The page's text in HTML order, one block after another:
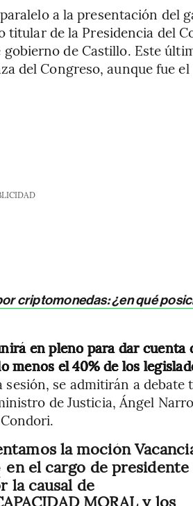
a la presentación del
de la Presidencia del
de Castillo. Este
del Congreso, aunque fue
criptomonedas: ¿en qué
en pleno para dar cuenta
el 40% de los
sesión, se admitirán a debate
de Justicia, Ángel
la moción
en el cargo de presidente
la causal de
MORAL y los